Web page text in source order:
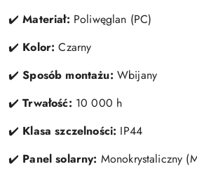
✔️Materiał: Poliwęglan (PC)
✔️ Kolor: Czarny
✔️Sposób montażu: Wbijany
✔️Trwałość: 10 000 h
✔️ Klasa szczelności: IP44
✔️ Panel solarny: Monokrystaliczny